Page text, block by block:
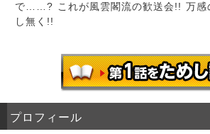
で……? これが風雲閣流の歓送会!! 万感
し無く!!
プロフィール